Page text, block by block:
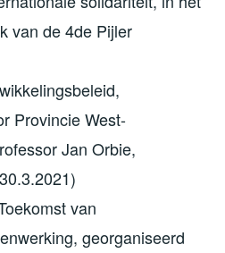
van de 4de Pijler
Provincie West-
Jan Orbie,
van
georganiseerd